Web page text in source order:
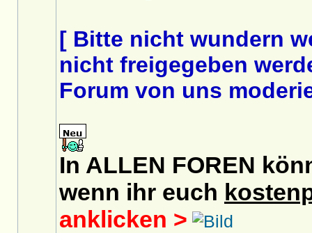
[ Bitte nicht wundern
nicht freigegeben
Forum von uns
In ALLEN FOREN
wenn ihr euch
anklicken >